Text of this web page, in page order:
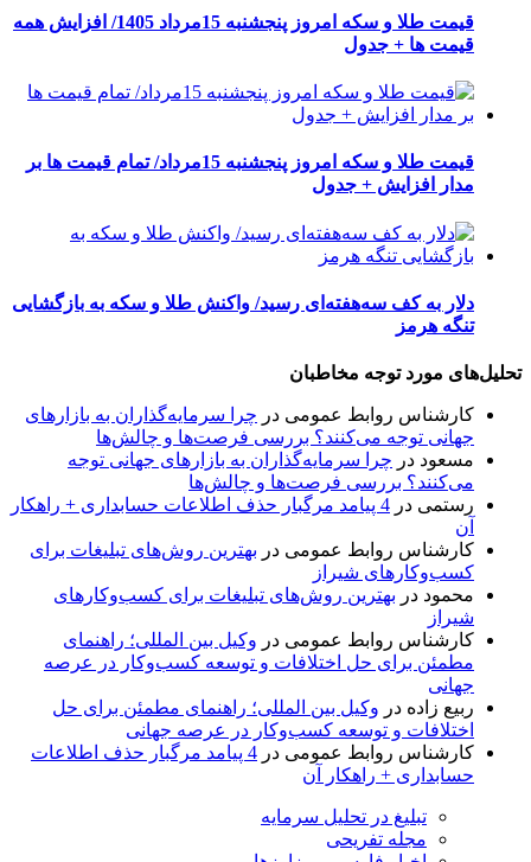
قیمت طلا و سکه امروز پنجشنبه 15مرداد 1405/ افزایش همه
قیمت ها + جدول
قیمت طلا و سکه امروز پنجشنبه 15مرداد/ تمام قیمت ها بر
مدار افزایش + جدول
دلار به کف سه‌هفته‌ای رسید/ واکنش طلا و سکه به بازگشایی
تنگه هرمز
تحلیل‌های مورد توجه مخاطبان
کارشناس روابط عمومی در چرا سرمایه‌گذاران به بازارهای
جهانی توجه می‌کنند؟ بررسی فرصت‌ها و چالش‌ها
مسعود در چرا سرمایه‌گذاران به بازارهای جهانی توجه
می‌کنند؟ بررسی فرصت‌ها و چالش‌ها
رستمی در
4 پیامد مرگبار حذف اطلاعات حسابداری + راهکار
آن
کارشناس روابط عمومی در بهترین روش‌های تبلیغات برای
کسب‌وکارهای شیراز
محمود در بهترین روش‌های تبلیغات برای کسب‌وکارهای
شیراز
کارشناس روابط عمومی در وکیل بین المللی؛ راهنمای
مطمئن برای حل اختلافات و توسعه کسب‌وکار در عرصه
جهانی
ربیع زاده در وکیل بین المللی؛ راهنمای مطمئن برای حل
اختلافات و توسعه کسب‌وکار در عرصه جهانی
کارشناس روابط عمومی در
4 پیامد مرگبار حذف اطلاعات
حسابداری + راهکار آن
تبلیغ در تحلیل سرمایه
مجله تفریحی